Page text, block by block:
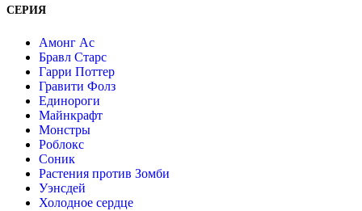
СЕРИЯ
Амонг Ас
Бравл Старс
Гарри Поттер
Гравити Фолз
Единороги
Майнкрафт
Монстры
Роблокс
Соник
Растения против Зомби
Уэнсдей
Холодное сердце